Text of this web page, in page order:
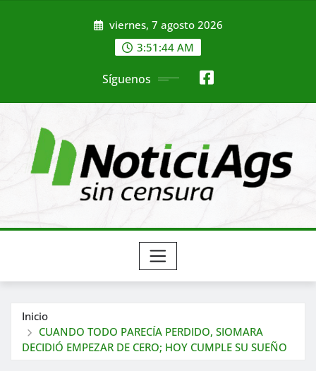
viernes, 7 agosto 2026
3:51:46 AM
Síguenos
Inicio
CUANDO TODO PARECÍA PERDIDO, SIOMARA
DECIDIÓ EMPEZAR DE CERO; HOY CUMPLE SU SUEÑO